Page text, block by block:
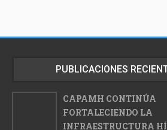
PUBLICACIONES
CAPAMH CONTINÚA
FORTALECIENDO LA
INFRAESTRUCTURA